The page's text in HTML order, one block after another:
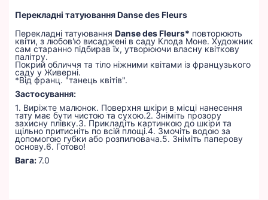
Перекладні татуювання Danse des Fleurs
Перекладні татуювання Danse des Fleurs* повторюють
квіти, з любов'ю висаджені в саду Клода Моне. Художник
сам старанно підбирав їх, утворюючи власну квіткову
палітру.
Покрий обличчя та тіло ніжними квітами із французького
саду у Живерні.
*Від франц. "танець квітів".
Застосування:
1. Виріжте малюнок. Поверхня шкіри в місці нанесення
тату має бути чистою та сухою.2. Зніміть прозору
захисну плівку.3. Прикладіть картинкою до шкіри та
щільно притисніть по всій площі.4. Змочіть водою за
допомогою губки або розпилювача.5. Зніміть паперову
основу.6. Готово!
Вага:7.0